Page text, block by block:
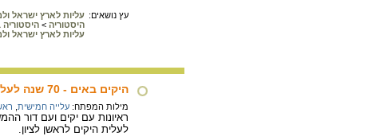
עץ נושאים: עליות לארץ ישראל
היסטוריה >
עליות לארץ ישראל
היקים באים - 70 שנה לעלית היקים לראשון לציון
מילות המפתח: עלייה חמישית
לעלית היקים לראשן לציון.